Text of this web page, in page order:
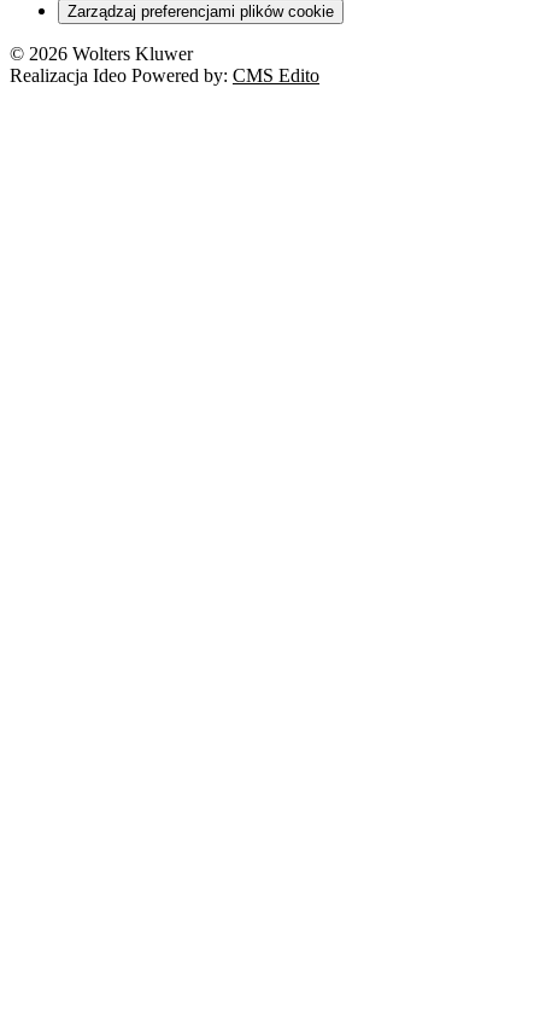
Zarządzaj preferencjami plików cookie
© 2026 Wolters Kluwer
Realizacja Ideo Powered by: CMS Edito